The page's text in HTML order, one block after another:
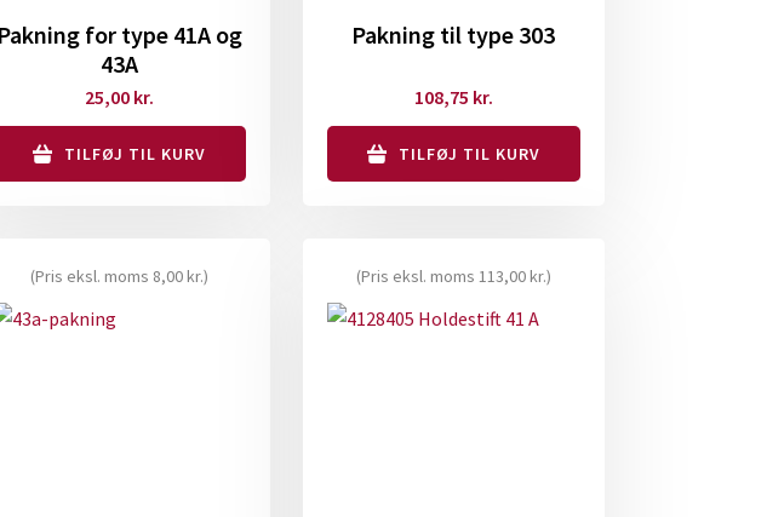
Pakning for type 41A og
43A
25,00 kr.
TILFØJ TIL KURV
Pakning til type 303
108,75 kr.
TILFØJ TIL KURV
(Pris eksl. moms 8,00kr.) (Pris eksl. moms 113,00kr.)